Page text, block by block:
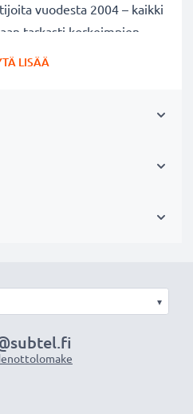
vuodesta 2004 – kaikki
tarkasti korkeimpien
Siksi tarjoamme 3
H 13
paristoa tai
Rayovac
LISÄÄ
▾